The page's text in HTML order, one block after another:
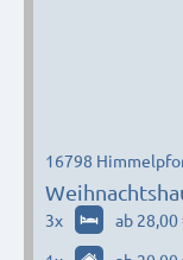
Gastes-
16798
3x ab 28,00